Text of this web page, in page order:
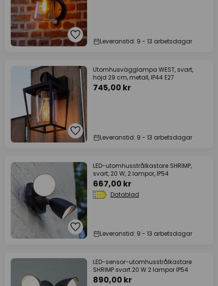
Leveranstid: 9 - 13 arbetsdagar
Utomhusvägglampa WEST, svart,
höjd 29 cm, metall, IP44 E27
745,00 kr
Leveranstid: 9 - 13 arbetsdagar
LED-utomhusstrålkastare SHRIMP,
svart, 20 W, 2 lampor, IP54
667,00 kr
Datablad
Leveranstid: 9 - 13 arbetsdagar
LED-sensor-utomhusstrålkastare
SHRIMP svart 20 W 2 lampor IP54
890,00 kr